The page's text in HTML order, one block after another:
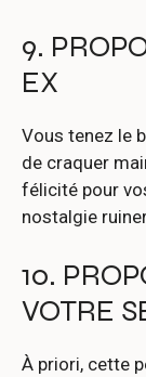
9.
EX
Vous tenez le
de craquer
félicité pour
nostalgie
10.
VOTRE
À priori, cette